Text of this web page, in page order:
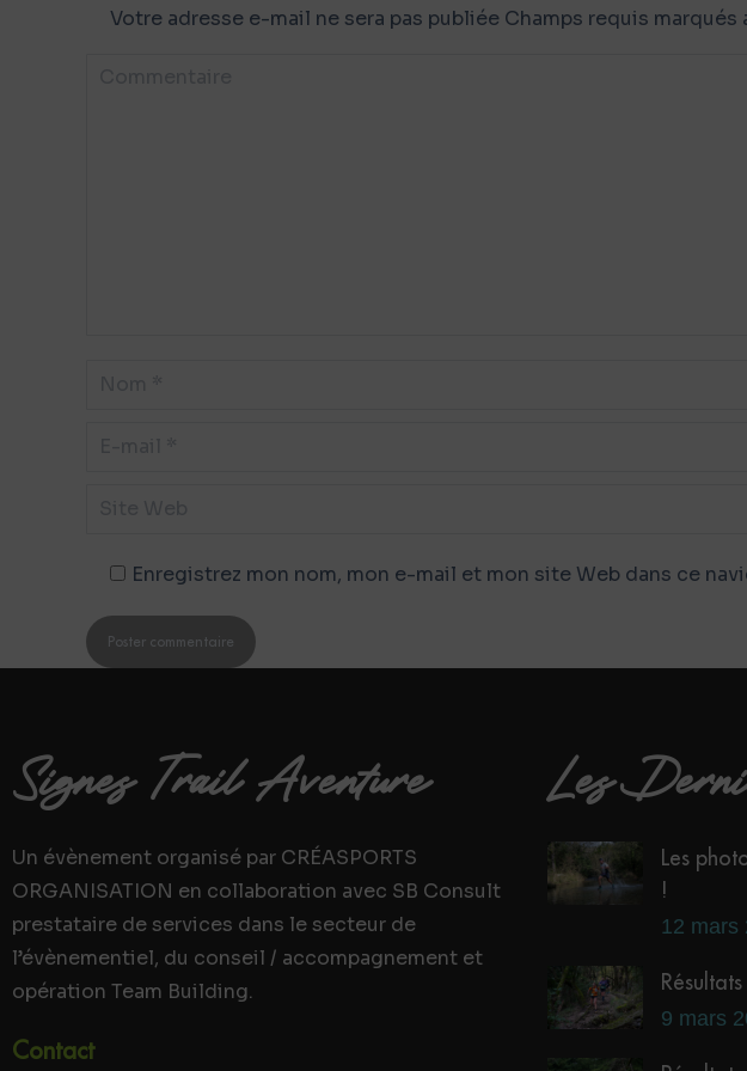
Votre adresse e-mail ne sera pas publiée Champs requis marqués
Enregistrez mon nom, mon e-mail et mon site Web dans ce
Poster commentaire
Signes Trail Aventure
Un évènement organisé par CRÉASPORTS
ORGANISATION en collaboration avec SB Consult
prestataire de services dans le secteur de
l’évènementiel, du conseil / accompagnement et
opération Team Building.
Contact
Les
Les
!
12 mars
9 mars